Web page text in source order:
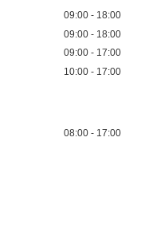
09:00 - 18:00
09:00 - 18:00
09:00 - 17:00
10:00 - 17:00
08:00 - 17:00